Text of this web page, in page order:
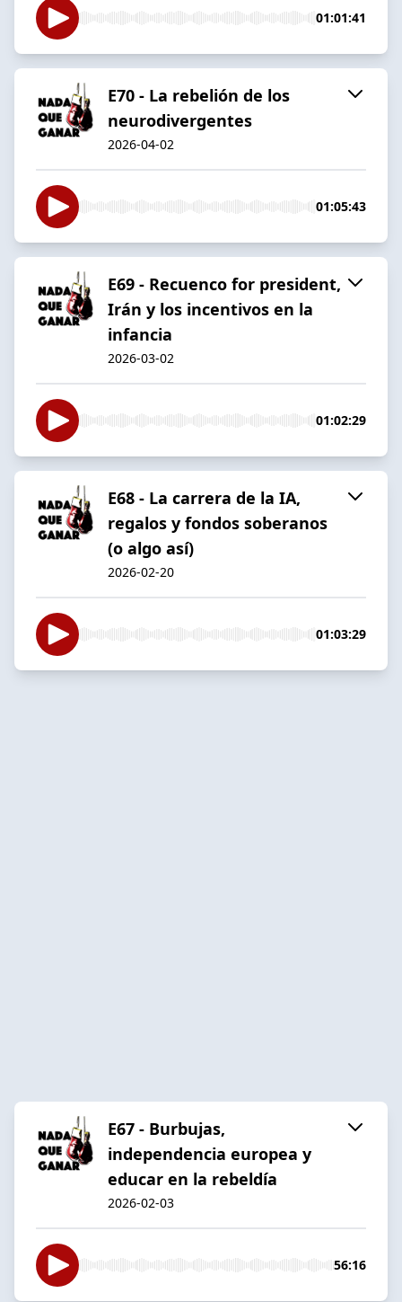
01:01:41
E70 - La rebelión de los
neurodivergentes
2026-04-02
01:05:43
E69 - Recuenco for president,
Irán y los incentivos en la
infancia
2026-03-02
01:02:29
E68 - La carrera de la IA,
regalos y fondos soberanos
(o algo así)
2026-02-20
01:03:29
E67 - Burbujas,
independencia europea y
educar en la rebeldía
2026-02-03
56:16